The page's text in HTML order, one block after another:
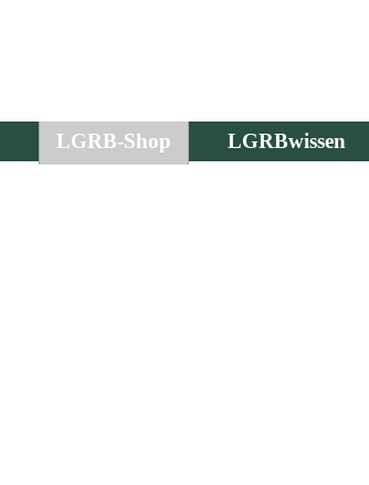
LGRB-Shop LGRBwissen